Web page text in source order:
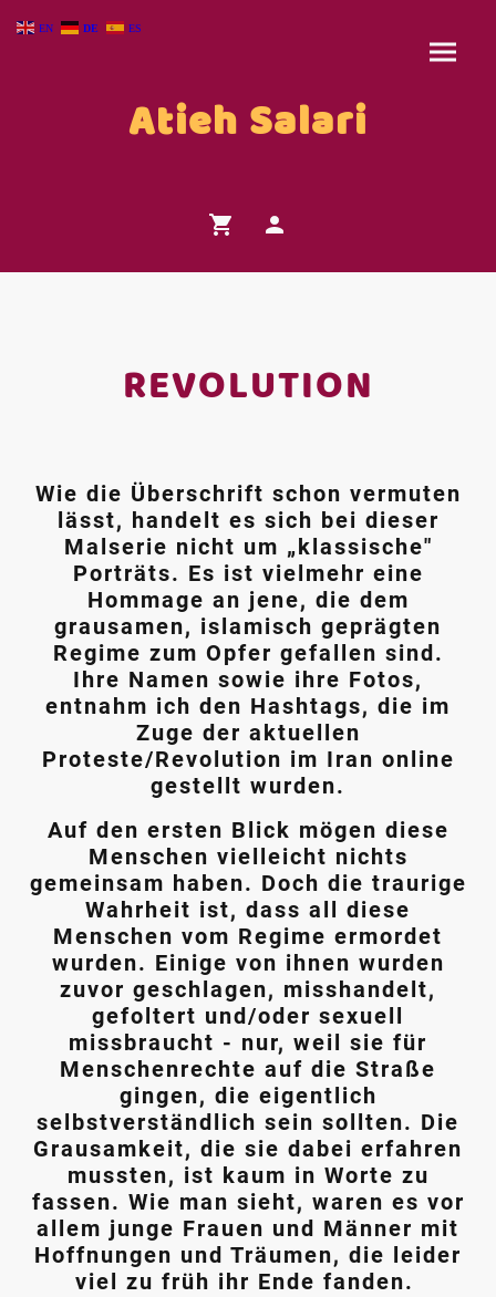
Atieh Salari
REVOLUTION
Wie die Überschrift schon vermuten
lässt, handelt es sich bei dieser
Malserie nicht um „klassische"
Porträts. Es ist vielmehr eine
Hommage an jene, die dem
grausamen, islamisch geprägten
Regime zum Opfer gefallen sind.
Ihre Namen sowie ihre Fotos,
entnahm ich den Hashtags, die im
Zuge der aktuellen
Proteste/Revolution im Iran online
gestellt wurden.
Auf den ersten Blick mögen diese
Menschen vielleicht nichts
gemeinsam haben. Doch die traurige
Wahrheit ist, dass all diese
Menschen vom Regime ermordet
wurden. Einige von ihnen wurden
zuvor geschlagen, misshandelt,
gefoltert und/oder sexuell
missbraucht - nur, weil sie für
Menschenrechte auf die Straße
gingen, die eigentlich
selbstverständlich sein sollten. Die
Grausamkeit, die sie dabei erfahren
mussten, ist kaum in Worte zu
fassen. Wie man sieht, waren es vor
allem junge Frauen und Männer mit
Hoffnungen und Träumen, die leider
viel zu früh ihr Ende fanden.
EN DE ES